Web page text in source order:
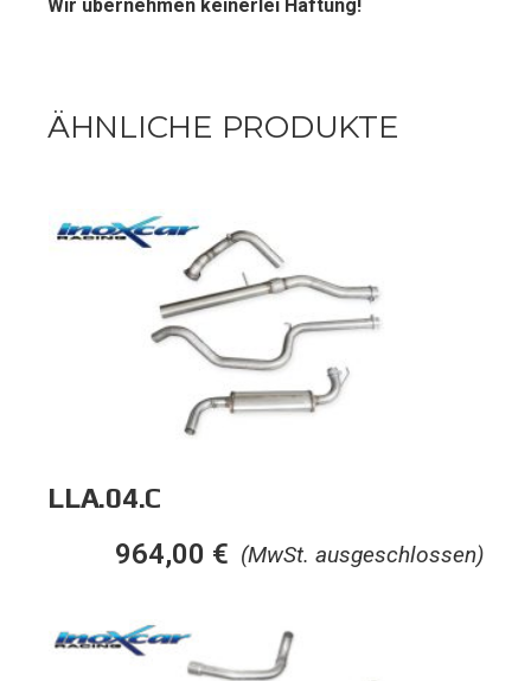
Wir übernehmen keinerlei Haftung!
ÄHNLICHE PRODUKTE
LLA.04.C
(MwSt. ausgeschlossen)
964,00 €